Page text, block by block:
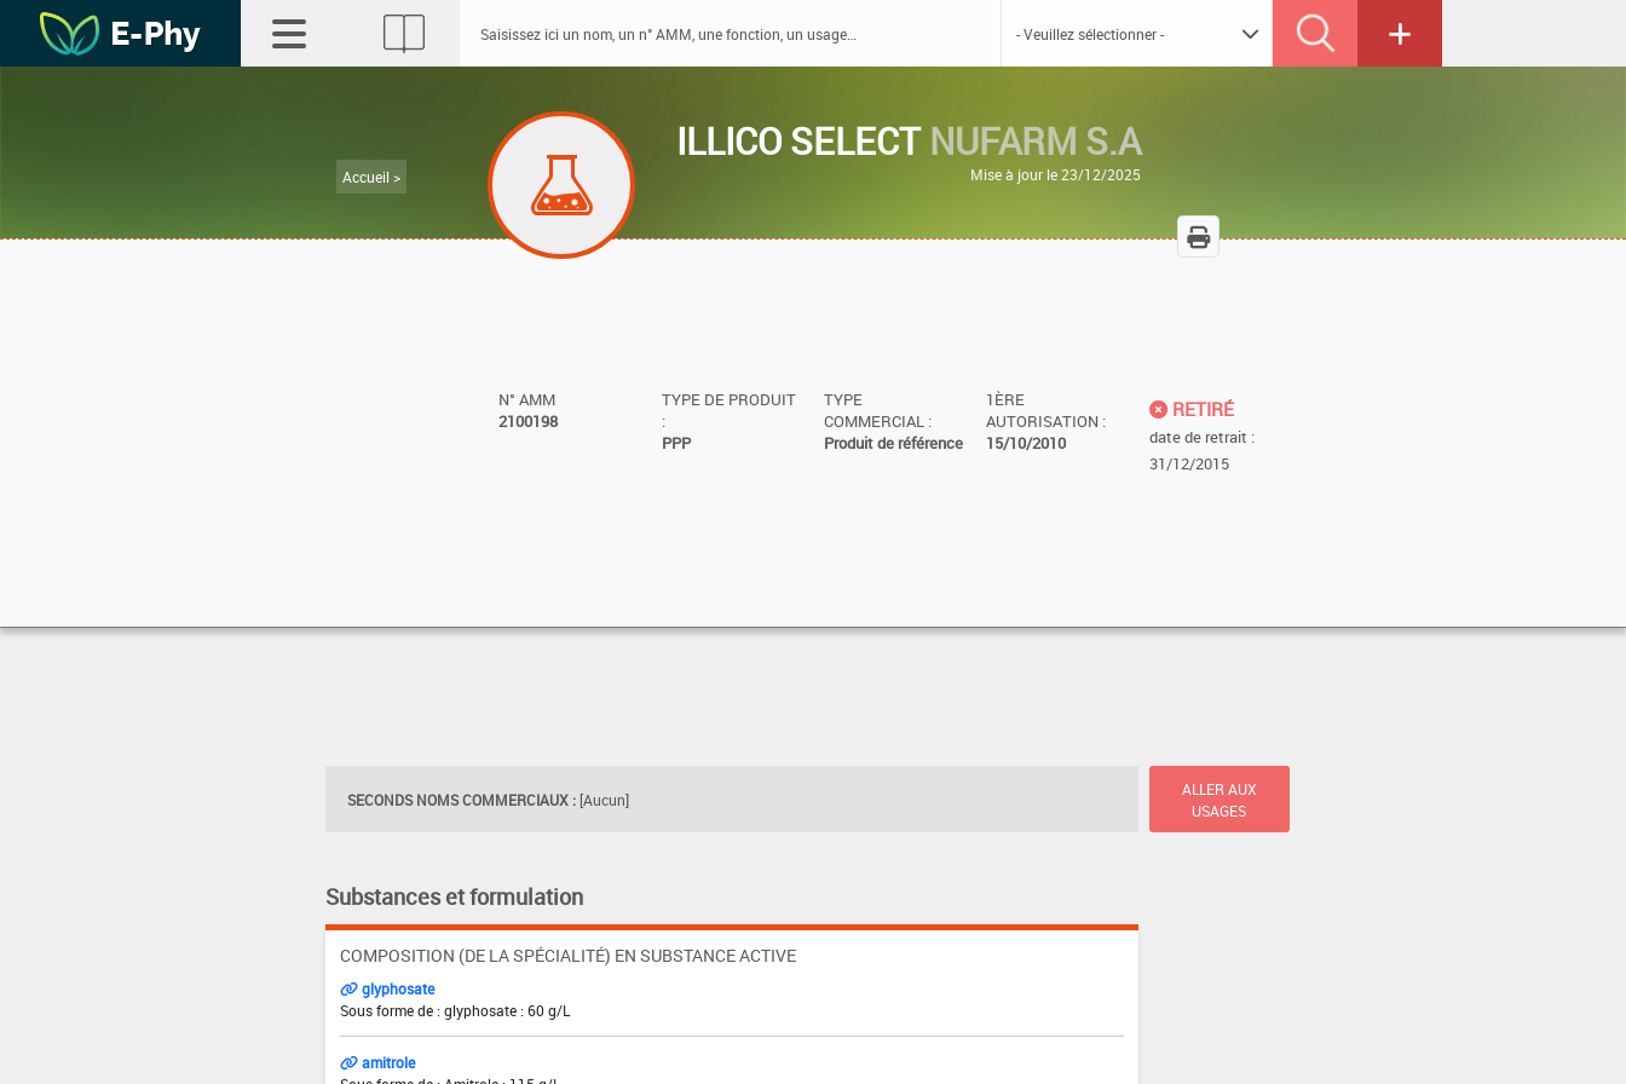
Accueil >
ILLICO SELECTNUFARM S.A
Mise à jour le 23/12/2025
N° AMM
2100198
TYPE DE PRODUIT
:
PPP
TYPE
COMMERCIAL :
Produit de référence
1ÈRE
AUTORISATION :
15/10/2010
RETIRÉ
date de retrait :
31/12/2015
SECONDS NOMS COMMERCIAUX : [Aucun]
ALLER AUX
USAGES
Substances et formulation
COMPOSITION (DE LA SPÉCIALITÉ) EN SUBSTANCE ACTIVE
glyphosate
Sous forme de : glyphosate : 60 g/L
amitrole